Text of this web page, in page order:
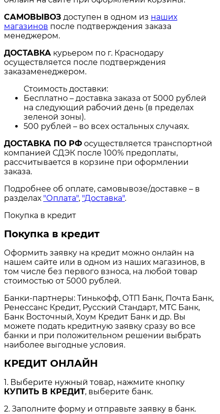
САМОВЫВОЗ доступен в одном из наших
магазинов после подтверждения заказа
менеджером.
ДОСТАВКА курьером по г. Краснодару
осуществляется после подтверждения
заказаменеджером.
Стоимость доставки:
Бесплатно – доставка заказа от 5000 рублей
на следующий рабочий день (в пределах
зеленой зоны).
500 рублей – во всех остальных случаях.
ДОСТАВКА ПО РФ осуществляется транспортной
компанией СДЭК после 100% предоплаты,
рассчитывается в корзине при оформлении
заказа.
Подробнее об оплате, самовывозе/доставке – в
разделах "Оплата", "Доставка".
Покупка в кредит
Покупка в кредит
Оформить заявку на кредит можно онлайн на
нашем сайте или в одном из наших магазинов, в
том числе без первого взноса, на любой товар
стоимостью от 5000 рублей.
Банки-партнеры: Тинькофф, ОТП Банк, Почта Банк,
Ренессанс Кредит, Русский Стандарт, МТС Банк,
Банк Восточный, Хоум Кредит Банк и др. Вы
можете подать кредитную заявку сразу во все
банки и при положительном решении выбрать
наиболее выгодные условия.
КРЕДИТ ОНЛАЙН
1. Выберите нужный товар, нажмите кнопку
КУПИТЬ В КРЕДИТ, выберите банк.
2. Заполните форму и отправьте заявку в банк.